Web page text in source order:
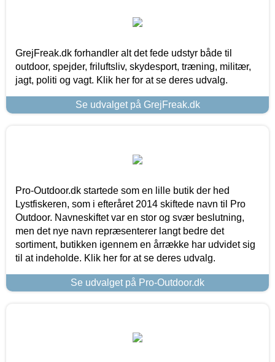
GrejFreak.dk forhandler alt det fede udstyr både til
outdoor, spejder, friluftsliv, skydesport, træning, militær,
jagt, politi og vagt. Klik her for at se deres udvalg.
Se udvalget på GrejFreak.dk
Pro-Outdoor.dk startede som en lille butik der hed
Lystfiskeren, som i efteråret 2014 skiftede navn til Pro
Outdoor. Navneskiftet var en stor og svær beslutning,
men det nye navn repræsenterer langt bedre det
sortiment, butikken igennem en årrække har udvidet sig
til at indeholde. Klik her for at se deres udvalg.
Se udvalget på Pro-Outdoor.dk